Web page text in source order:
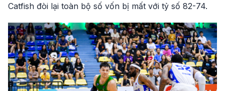
Catfish đòi lại toàn bộ số vốn bị mất với tỷ số 82-74.